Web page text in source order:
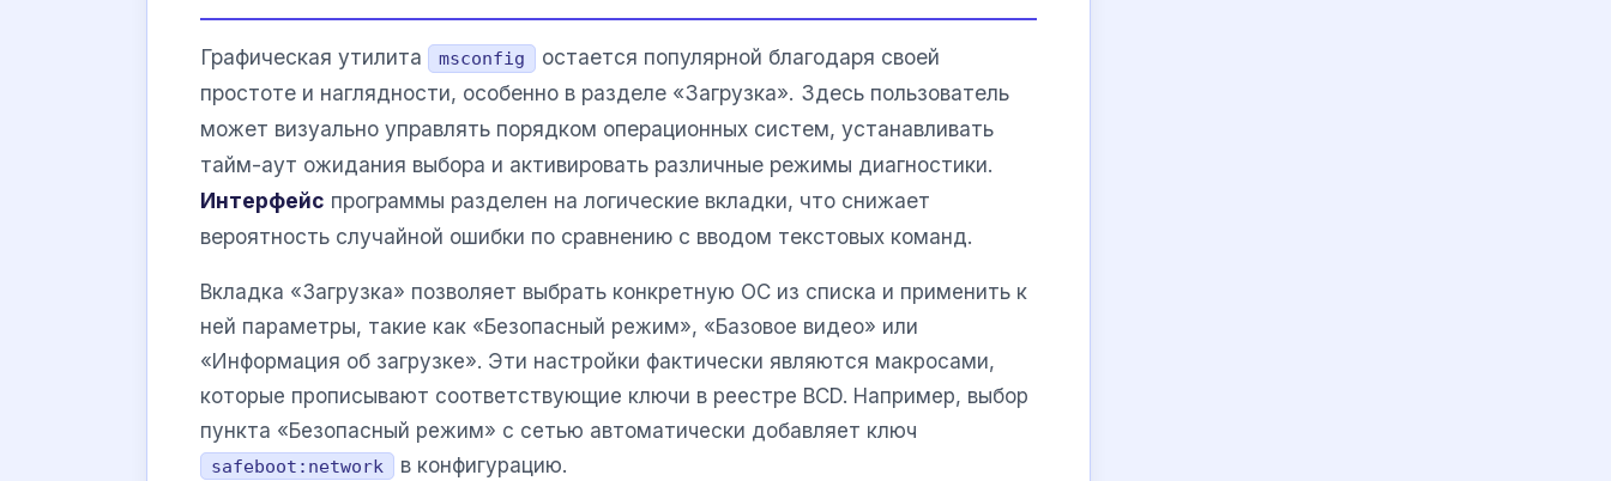
Графическая утилита msconfig
остается популярной благодаря своей
простоте и наглядности, особенно в разделе «Загрузка». Здесь пользователь
может визуально управлять порядком операционных систем, устанавливать
тайм-аут ожидания выбора и активировать различные режимы диагностики.
Интерфейс программы разделен на логические вкладки, что снижает
вероятность случайной ошибки по сравнению с вводом текстовых команд.
Вкладка «Загрузка» позволяет выбрать конкретную ОС из списка и применить к
ней параметры, такие как «Безопасный режим», «Базовое видео» или
«Информация об загрузке». Эти настройки фактически являются макросами,
которые прописывают соответствующие ключи в реестре BCD. Например, выбор
пункта «Безопасный режим» с сетью автоматически добавляет ключ
safeboot:network в конфигурацию.